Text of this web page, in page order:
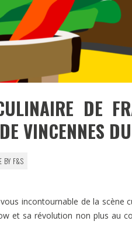
DE
VINCENNES
BY F&S
incontournable de la scène
et sa révolution non plus au